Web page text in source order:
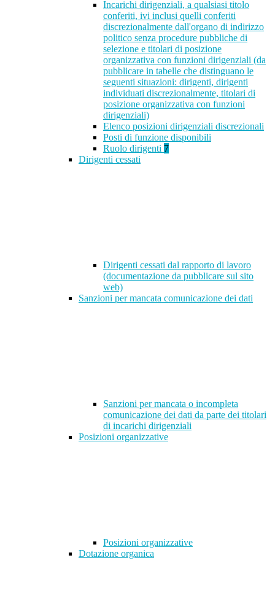
Incarichi dirigenziali, a qualsiasi titolo
conferiti, ivi inclusi quelli conferiti
discrezionalmente dall'organo di indirizzo
politico senza procedure pubbliche di
selezione e titolari di posizione
organizzativa con funzioni dirigenziali (da
pubblicare in tabelle che distinguano le
seguenti situazioni: dirigenti, dirigenti
individuati discrezionalmente, titolari di
posizione organizzativa con funzioni
dirigenziali)
Elenco posizioni dirigenziali discrezionali
Posti di funzione disponibili
Ruolo dirigenti 7
Dirigenti cessati
Dirigenti cessati dal rapporto di lavoro
(documentazione da pubblicare sul sito
web)
Sanzioni per mancata comunicazione dei dati
Sanzioni per mancata o incompleta
comunicazione dei dati da parte dei titolari
di incarichi dirigenziali
Posizioni organizzative
Posizioni organizzative
Dotazione organica